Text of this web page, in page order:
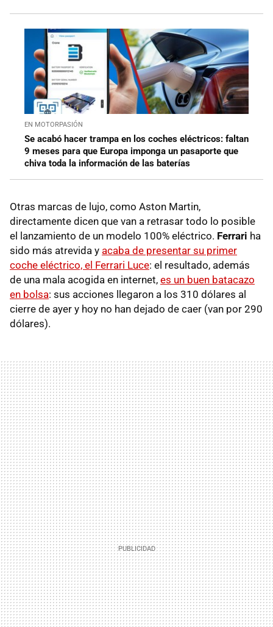
EN MOTORPASIÓN
Se acabó hacer trampa en los coches eléctricos: faltan
9 meses para que Europa imponga un pasaporte que
chiva toda la información de las baterías
Otras marcas de lujo, como Aston Martin,
directamente dicen que van a retrasar todo lo posible
el lanzamiento de un modelo 100% eléctrico. Ferrari ha
sido más atrevida y acaba de presentar su primer
coche eléctrico, el Ferrari Luce: el resultado, además
de una mala acogida en internet, es un buen batacazo
en bolsa: sus acciones llegaron a los 310 dólares al
cierre de ayer y hoy no han dejado de caer (van por 290
dólares).